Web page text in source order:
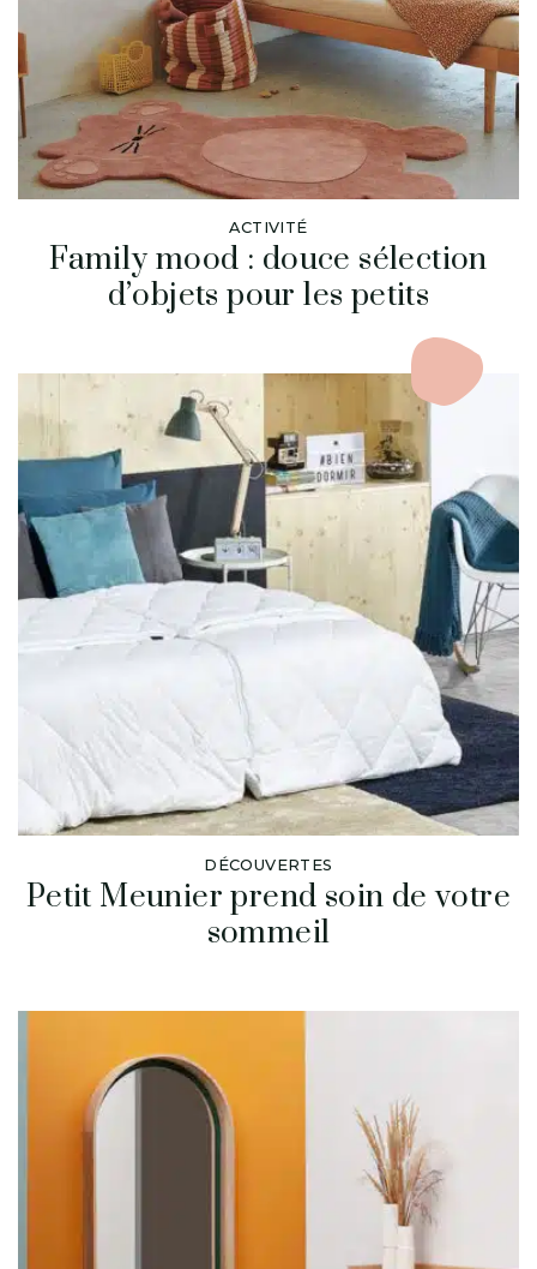
ACTIVITÉ
Family mood : douce sélection
d’objets pour les petits
DÉCOUVERTES
Petit Meunier prend soin de votre
sommeil